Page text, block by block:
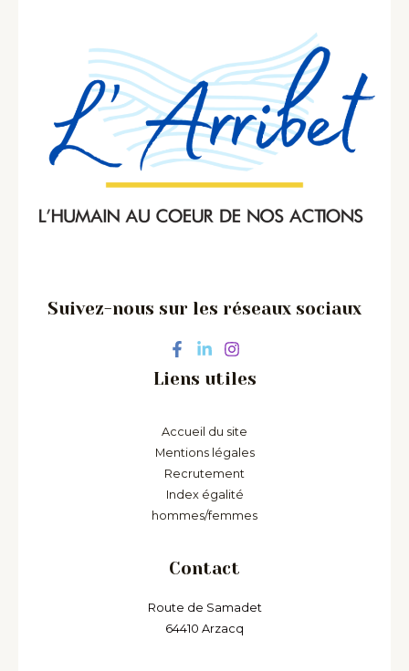
Suivez-nous sur les réseaux sociaux
Liens utiles
Accueil du site
Mentions légales
Recrutement
Index égalité
hommes/femmes
Contact
Route de Samadet
64410 Arzacq